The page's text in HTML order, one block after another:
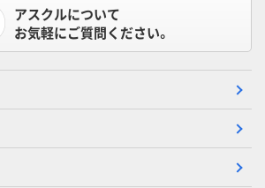
アスクルについて
お気軽にご質問ください。